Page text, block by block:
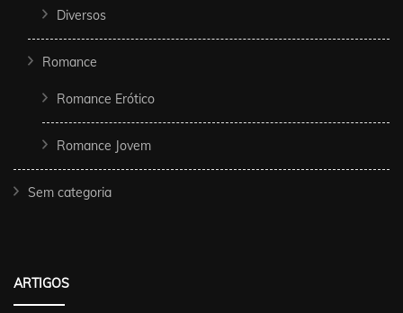
Diversos
Romance
Romance Erótico
Romance Jovem
Sem categoria
ARTIGOS